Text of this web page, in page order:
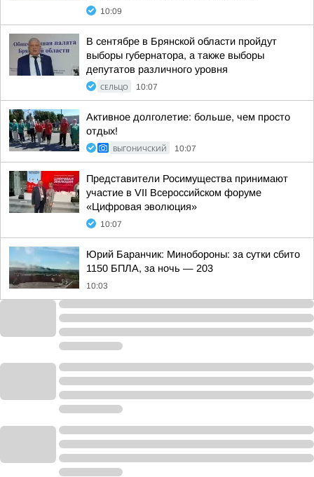
10:09
В сентябре в Брянской области пройдут
выборы губернатора, а также выборы
депутатов различного уровня
СЕЛЬЦО 10:07
Активное долголетие: больше, чем просто
отдых!
ВЫГОНИЧСКИЙ 10:07
Представители Росимущества принимают
участие в VII Всероссийском форуме
«Цифровая эволюция»
10:07
Юрий Баранчик: Минобороны: за сутки сбито
1150 БПЛА, за ночь — 203
10:03